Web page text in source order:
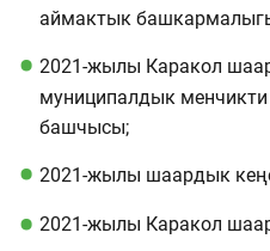
аймактык
2021-жылы Каракол
муниципалдык
башчысы;
2021-жылы шаардык
2021-жылы Каракол